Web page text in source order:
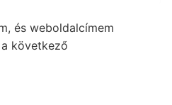
és weboldalcímem
következő